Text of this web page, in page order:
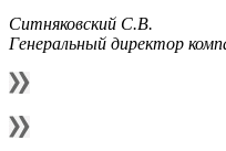
Ситняковский С.В.
Генеральный директор